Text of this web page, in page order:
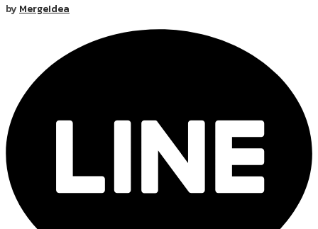
by MergeIdea